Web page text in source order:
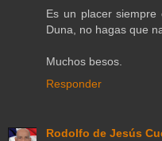
Es un placer
Duna, no hagas que
Muchos besos.
Responder
Rodolfo de Jesús